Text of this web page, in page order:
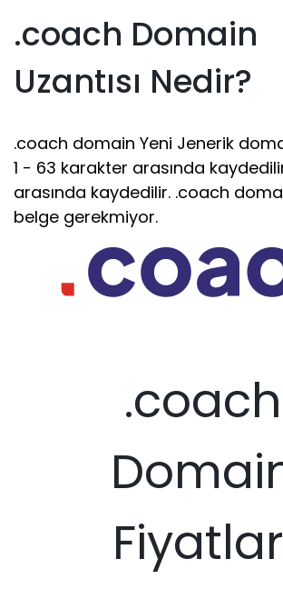
.coach Domain
Uzantısı Nedir?
.coach domain Yeni Jenerik
1 - 63 karakter arasında kaydedilir.
arasında kaydedilir. .coach
belge gerekmiyor.
.coach